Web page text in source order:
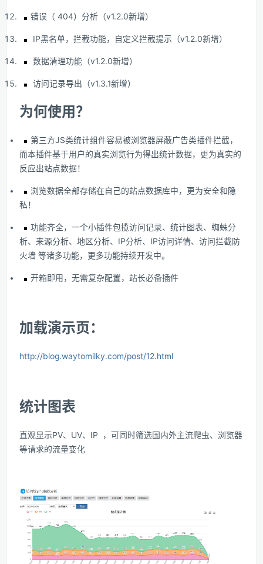
错误（ 404）分析（v1.2.0新增）
IP黑名单，拦截功能，自定义拦截提示（v1.2.0新增）
数据清理功能（v1.2.0新增）
访问记录导出（v1.3.1新增）
为何使用？
第三方JS类统计组件容易被浏览器屏蔽广告类插件拦截，
而本插件基于用户的真实浏览行为得出统计数据，更为真实的
反应出站点数据！
浏览数据全部存储在自己的站点数据库中，更为安全和隐
私！
功能齐全，一个小插件包揽访问记录、统计图表、蜘蛛分
析、来源分析、地区分析、IP分析、IP访问详情、访问拦截防
火墙 等诸多功能，更多功能持续开发中。
开箱即用，无需复杂配置，站长必备插件
加载演示页：
http://blog.waytomilky.com/post/12.html
统计图表
直观显示PV、UV、IP ，可同时筛选国内外主流爬虫、浏览器
等请求的流量变化